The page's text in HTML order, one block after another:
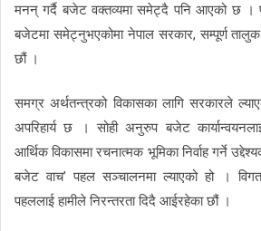
मनन् गर्दै बजेट वक्तव्यमा समेट्दै पनि आएको छ ।
बजेटमा समेट्नुभएकोमा नेपाल सरकार, सम्पूर्ण तालुक
छौं ।
समग्र अर्थतन्त्रको विकासका लागि सरकारले
अपरिहार्य छ । सोही अनुरुप बजेट
आर्थिक विकासमा रचनात्मक भूमिका निर्वाह गर्ने
बजेट वाच’ पहल सञ्चालनमा ल्याएको हो ।
पहललाई हामीले निरन्तरता दिदै आईरहेका छौं ।